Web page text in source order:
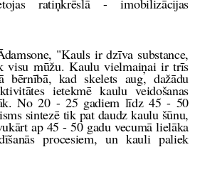
"Kauls ir dzīva substance,
visu mūžu. Kaulu vielmaiņai ir trīs
bērnībā, kad skelets aug, dažādu
ietekmē kaulu veidošanas
No 20 - 25 gadiem līdz 45 - 50
sintezē tik pat daudz kaulu šūnu,
ap 45 - 50 gadu vecumā lielāka
procesiem, un kauli paliek